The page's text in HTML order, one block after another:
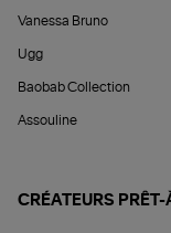
Vanessa Bruno
Ugg
Baobab Collection
Assouline
CRÉATEURS